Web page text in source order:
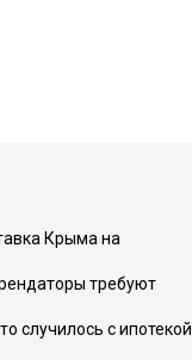
Крыма на
требуют
случилось с ипотекой